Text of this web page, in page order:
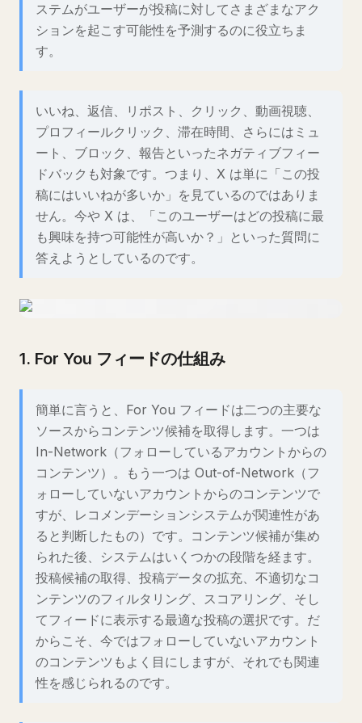
ステムがユーザーが投稿に対してさまざまなアク
ションを起こす可能性を予測するのに役立ちま
す。
いいね、返信、リポスト、クリック、動画視聴、
プロフィールクリック、滞在時間、さらにはミュ
ート、ブロック、報告といったネガティブフィー
ドバックも対象です。つまり、X は単に「この投
稿にはいいねが多いか」を見ているのではありま
せん。今や X は、「このユーザーはどの投稿に最
も興味を持つ可能性が高いか？」といった質問に
答えようとしているのです。
1. For You フィードの仕組み
簡単に言うと、For You フィードは二つの主要な
ソースからコンテンツ候補を取得します。一つは
In-Network（フォローしているアカウントからの
コンテンツ）。もう一つは Out-of-Network（フ
ォローしていないアカウントからのコンテンツで
すが、レコメンデーションシステムが関連性があ
ると判断したもの）です。コンテンツ候補が集め
られた後、システムはいくつかの段階を経ます。
投稿候補の取得、投稿データの拡充、不適切なコ
ンテンツのフィルタリング、スコアリング、そし
てフィードに表示する最適な投稿の選択です。だ
からこそ、今ではフォローしていないアカウント
のコンテンツもよく目にしますが、それでも関連
性を感じられるのです。